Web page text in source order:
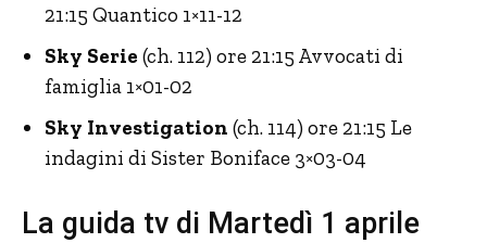
21:15 Quantico 1×11-12
Sky Serie (ch. 112) ore 21:15 Avvocati di
famiglia 1×01-02
Sky Investigation (ch. 114) ore 21:15 Le
indagini di Sister Boniface 3×03-04
La guida tv di Martedì 1 aprile